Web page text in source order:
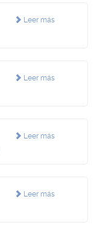
Leer más
Leer más
Leer más
Leer más